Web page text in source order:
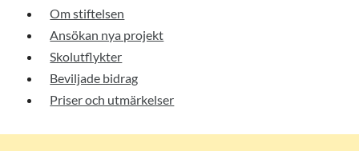
Om stiftelsen
Ansökan nya projekt
Skolutflykter
Beviljade bidrag
Priser och utmärkelser